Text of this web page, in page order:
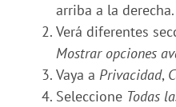
arriba a la derecha.
Verá diferentes
Mostrar opciones
Vaya a Privacidad,
Seleccione Todas